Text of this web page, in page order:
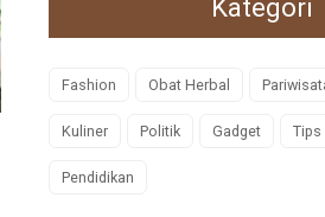
Kategori
Fashion Obat Herbal
Kuliner Politik Gadget Tips
Pendidikan